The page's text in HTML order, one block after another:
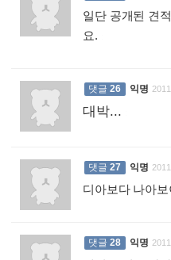
일단 공개된 견
요.
댓글 26 익명
대박...
댓글 27 익명
디아보다 나아
댓글 28 익명